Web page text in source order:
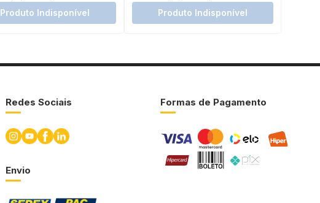
Produto Indisponível Produto Indisponível
Redes Sociais
Envio
Formas de Pagamento